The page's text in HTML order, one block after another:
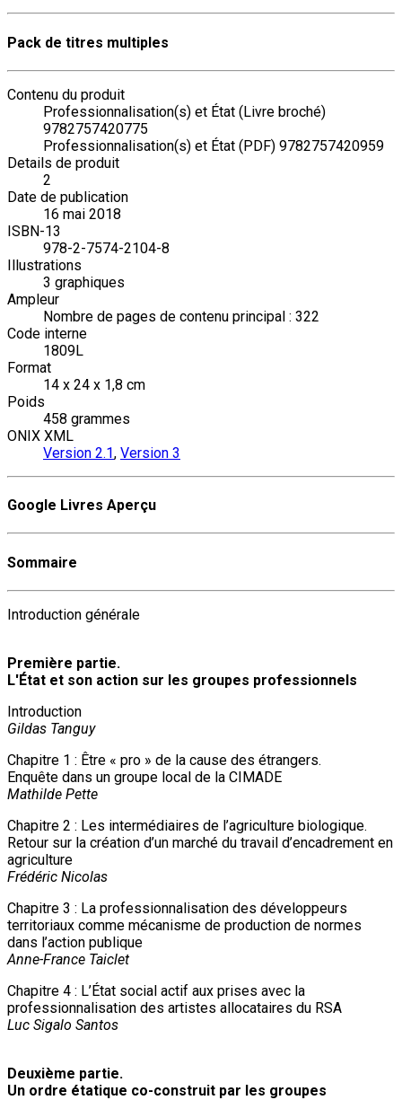
Pack de titres multiples
Contenu du produit
Professionnalisation(s) et État (Livre broché)
9782757420775
Professionnalisation(s) et État (PDF) 9782757420959
Details de produit
2
Date de publication
16 mai 2018
ISBN-13
978-2-7574-2104-8
Illustrations
3 graphiques
Ampleur
Nombre de pages de contenu principal : 322
Code interne
1809L
Format
14 x 24 x 1,8 cm
Poids
458 grammes
ONIX XML
Version 2.1, Version 3
Google Livres Aperçu
Sommaire
Introduction générale
Première partie.
L'État et son action sur les groupes professionnels
Introduction
Gildas Tanguy
Chapitre 1 : Être « pro » de la cause des étrangers.
Enquête dans un groupe local de la CIMADE
Mathilde Pette
Chapitre 2 : Les intermédiaires de l’agriculture biologique.
Retour sur la création d’un marché du travail d’encadrement en
agriculture
Frédéric Nicolas
Chapitre 3 : La professionnalisation des développeurs
territoriaux comme mécanisme de production de normes
dans l’action publique
Anne-France Taiclet
Chapitre 4 : L’État social actif aux prises avec la
professionnalisation des artistes allocataires du RSA
Luc Sigalo Santos
Deuxième partie.
Un ordre étatique co-construit par les groupes